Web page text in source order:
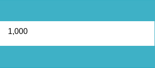
1,000